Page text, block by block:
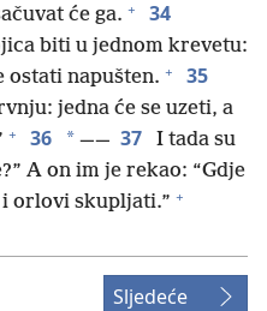
će ga. + 34
biti u jednom krevetu:
ostati napušten. + 35
jedna će se uzeti, a
+ 36 * —— 37
I tada su
A on im je rekao: “Gdje
i orlovi skupljati.” +
Sljedeće